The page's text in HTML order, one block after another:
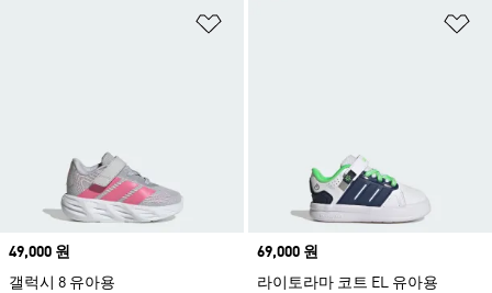
Price
49,000 원
갤럭시 8 유아용
Price
69,000 원
라이토라마 코트 EL 유아용